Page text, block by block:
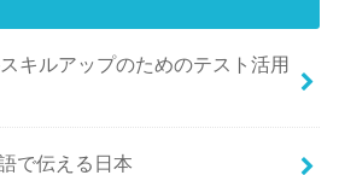
キルアップのためのテスト活用
で伝える日本